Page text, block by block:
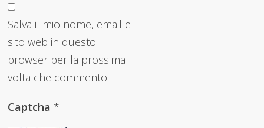
Salva il mio nome, email e
sito web in questo
browser per la prossima
volta che commento.
Captcha*